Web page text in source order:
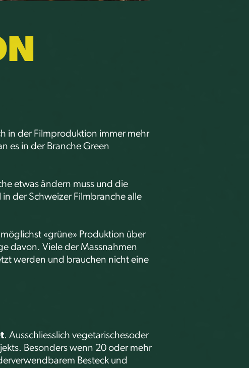
in der Filmproduktion immer mehr
es in der Branche Green
etwas ändern muss und die
der Schweizer Filmbranche alle
«grüne» Produktion über
davon. Viele der Massnahmen
werden und brauchen nicht eine
. Ausschliesslich vegetarischesoder
Besonders wenn 20 oder mehr
Besteck und